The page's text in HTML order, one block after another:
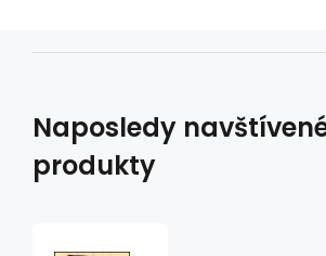
Naposledy
produkty